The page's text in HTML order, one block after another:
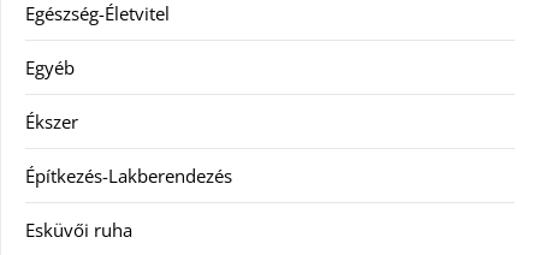
Egészség-Életvitel
Egyéb
Ékszer
Építkezés-Lakberendezés
Esküvői ruha